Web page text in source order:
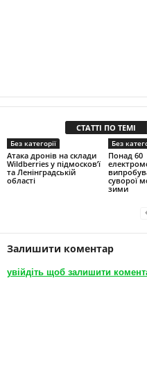
СТАТТІ ПО ТЕМІ
Без категорії
Атака дронів на склади
Wildberries у підмосков’ї
та Ленінградській
області
Без
Понад 60
суворої
зими
Залишити коментар
увійдіть щоб залишити